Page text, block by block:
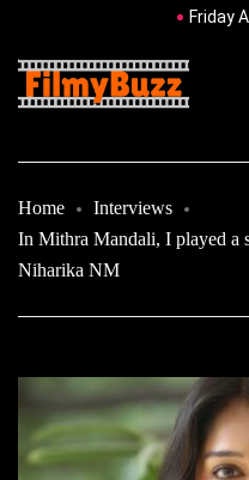
Friday
Home
Interviews
In Mithra Mandali, I played a
Niharika NM